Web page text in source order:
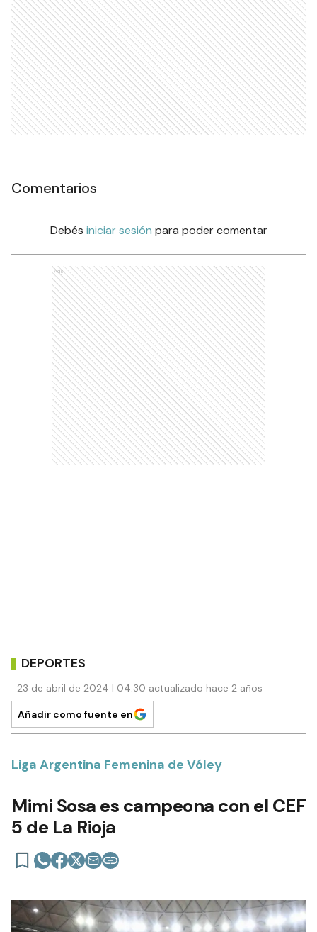
Comentarios
Debés iniciar sesión para poder comentar
Ads
DEPORTES
23 de abril de 2024 | 04:30 actualizado hace 2 años
Añadir como fuente en
Liga Argentina Femenina de Vóley
Mimi Sosa es campeona con el CEF
5 de La Rioja